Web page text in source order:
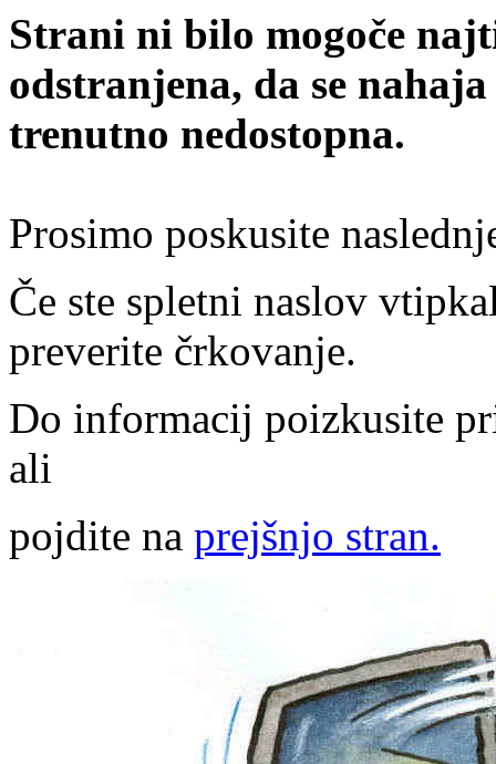
Strani ni bilo mogoče
odstranjena, da se
trenutno nedostopna.
Prosimo poskusite
Če ste spletni naslov
preverite črkovanje.
Do informacij poizkusite
ali
pojdite na prejšnjo stran.